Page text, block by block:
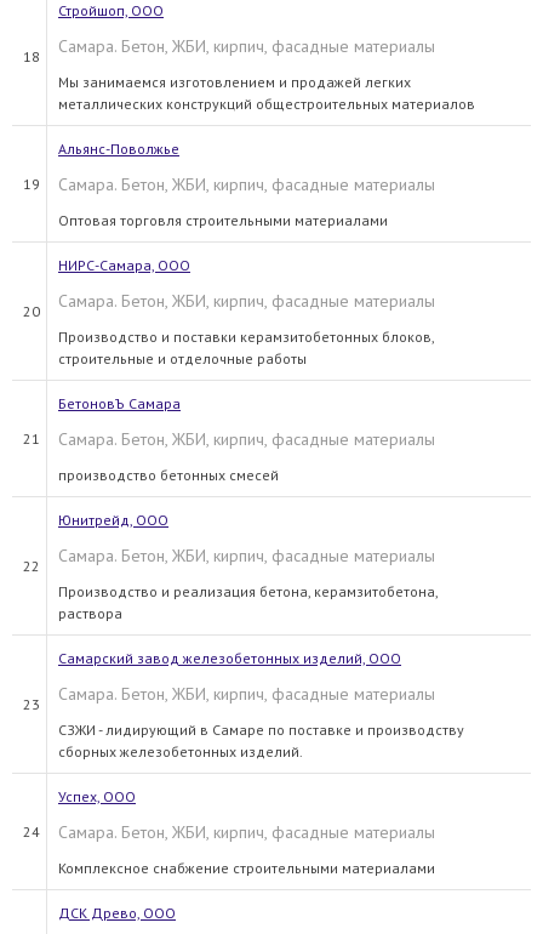
18
Стройшоп, ООО
Самара. Бетон, ЖБИ, кирпич, фасадные материалы
Мы занимаемся изготовлением и продажей легких
металлических конструкций общестроительных материалов
19
Альянс-Поволжье
Самара. Бетон, ЖБИ, кирпич, фасадные материалы
Оптовая торговля строительными материалами
20
НИРС-Самара, ООО
Самара. Бетон, ЖБИ, кирпич, фасадные материалы
Производство и поставки керамзитобетонных блоков,
строительные и отделочные работы
21
БетоновЪ Самара
Самара. Бетон, ЖБИ, кирпич, фасадные материалы
производство бетонных смесей
22
Юнитрейд, ООО
Самара. Бетон, ЖБИ, кирпич, фасадные материалы
Производство и реализация бетона, керамзитобетона,
раствора
23
Самарский завод железобетонных изделий, ООО
Самара. Бетон, ЖБИ, кирпич, фасадные материалы
СЗЖИ - лидирующий в Самаре по поставке и производству
сборных железобетонных изделий.
24
Успех, ООО
Самара. Бетон, ЖБИ, кирпич, фасадные материалы
Комплексное снабжение строительными материалами
ДСК Древо, ООО